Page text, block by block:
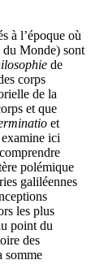
à l’époque où
du Monde) sont
de
corps
de la
et que
et
ici
polémique
galiléennes
les plus
point du
des
somme